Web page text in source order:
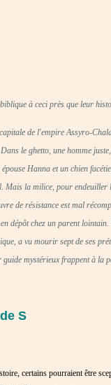
à ceci près que leur
de l'empire Assyro-
le ghetto, une homme
Hanna et un chien
la milice, pour endeuiller
de résistance est mal
dépôt chez un parent
a vu mourir sept de ses
mystérieux frappent à la
S
certains pourraient être